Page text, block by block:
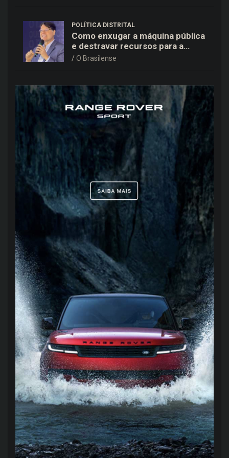
POLÍTICA DISTRITAL
Como enxugar a máquina pública
e destravar recursos para a
saúde e educação no DF
O Brasilense